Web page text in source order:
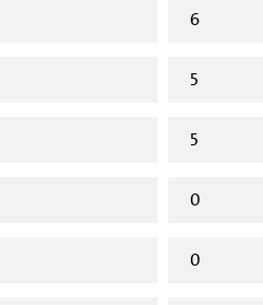
6
5
5
0
0